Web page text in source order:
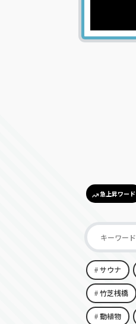
急上昇ワード
サウナ
竹芝桟橋
動植物